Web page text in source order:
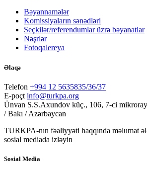
Bəyannamələr
Komissiyaların sənədləri
Seçkilər/referendumlar üzrə bəyanatlar
Nəşrlər
Fotoqalereya
Əlaqə
Telefon +994 12 5635835/36/37
E-poçt info@turkpa.org
Ünvan S.S.Axundov küç., 106, 7-ci
/ Bakı / Azərbaycan
TURKPA-nın fəaliyyəti haqqında məlumat
sosial mediada izləyin
Sosial Media